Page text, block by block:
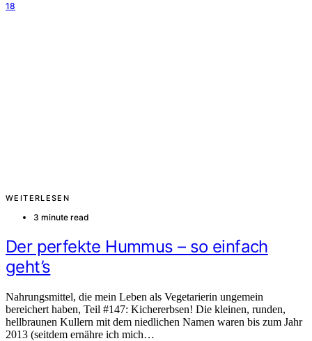
18
WEITERLESEN
3 minute read
Der perfekte Hummus – so einfach
geht’s
Nahrungsmittel, die mein Leben als Vegetarierin ungemein
bereichert haben, Teil #147: Kichererbsen! Die kleinen, runden,
hellbraunen Kullern mit dem niedlichen Namen waren bis zum Jahr
2013 (seitdem ernähre ich mich…